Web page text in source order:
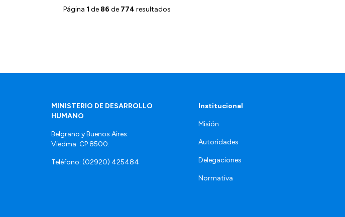
Página 1 de 86 de 774 resultados
MINISTERIO DE DESARROLLO
HUMANO
Belgrano y Buenos Aires.
Viedma. CP 8500.
Teléfono: (02920) 425484
Institucional
Misión
Autoridades
Delegaciones
Normativa